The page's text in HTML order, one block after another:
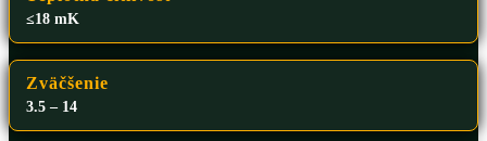
≤18 mK
Zväčšenie
3.5 – 14